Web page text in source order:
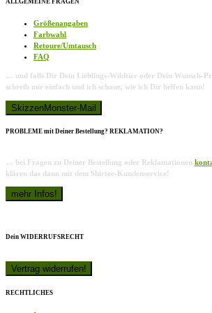
Größenangaben
Farbwahl
Retoure/Umtausch
FAQ
… und falls Dir Dein Lieblings-Wildtier oder Dein Wunsch-
schreib mir einfach und ich schaue, wie ich Dir helfen kann!
PROBLEME mit Deiner Bestellung? REKLAMATION?
… bei Fragen zu Deiner Bestellung oder Reklamationen
klären das dann mit dem Shirtee-Kundenservice!
Dein WIDERRUFSRECHT
RECHTLICHES